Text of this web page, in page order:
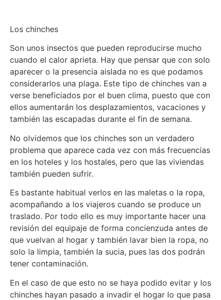
Los chinches
Son unos insectos que pueden reproducirse mucho
cuando el calor aprieta. Hay que pensar que con solo
aparecer o la presencia aislada no es que podamos
considerarlos una plaga. Este tipo de chinches van a
verse beneficiados por el buen clima, puesto que con
ellos aumentarán los desplazamientos, vacaciones y
también las escapadas durante el fin de semana.
No olvidemos que los chinches son un verdadero
problema que aparece cada vez con más frecuencias
en los hoteles y los hostales, pero que las viviendas
también pueden sufrir.
Es bastante habitual verlos en las maletas o la ropa,
acompañando a los viajeros cuando se produce un
traslado. Por todo ello es muy importante hacer una
revisión del equipaje de forma concienzuda antes de
que vuelvan al hogar y también lavar bien la ropa, no
solo la limpia, también la sucia, pues las dos podrán
tener contaminación.
En el caso de que esto no se haya podido evitar y los
chinches hayan pasado a invadir el hogar lo que pasa